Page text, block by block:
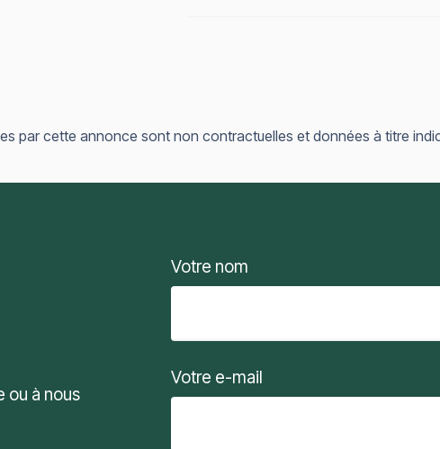
par cette annonce sont non contractuelles et données à titre
ou à nous
Votre nom
Votre e-mail